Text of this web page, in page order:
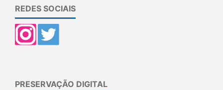
REDES SOCIAIS
PRESERVAÇÃO DIGITAL